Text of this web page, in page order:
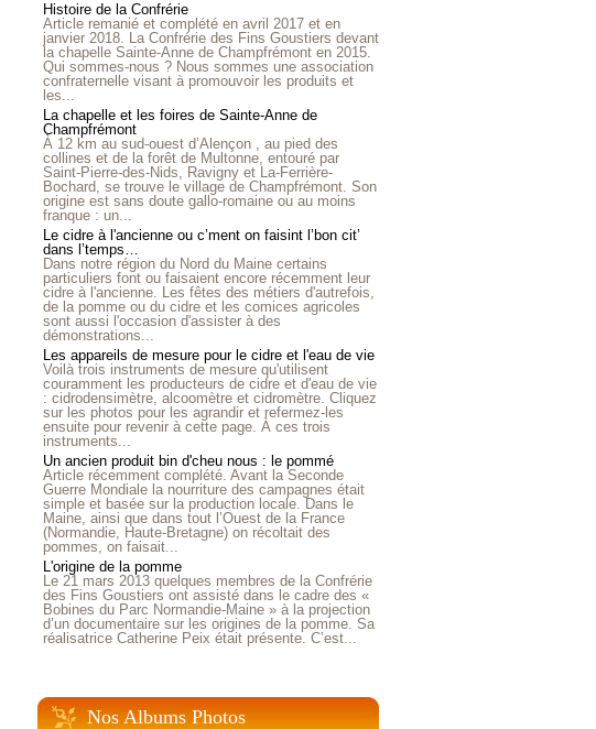
Histoire de la Confrérie
Article remanié et complété en avril 2017 et en
janvier 2018. La Confrérie des Fins Goustiers devant
la chapelle Sainte-Anne de Champfrémont en 2015.
Qui sommes-nous ? Nous sommes une association
confraternelle visant à promouvoir les produits et
les...
La chapelle et les foires de Sainte-Anne de
Champfrémont
À 12 km au sud-ouest d’Alençon , au pied des
collines et de la forêt de Multonne, entouré par
Saint-Pierre-des-Nids, Ravigny et La-Ferrière-
Bochard, se trouve le village de Champfrémont. Son
origine est sans doute gallo-romaine ou au moins
franque : un...
Le cidre à l'ancienne ou c’ment on faisint l’bon cit’
dans l’temps…
Dans notre région du Nord du Maine certains
particuliers font ou faisaient encore récemment leur
cidre à l'ancienne. Les fêtes des métiers d'autrefois,
de la pomme ou du cidre et les comices agricoles
sont aussi l'occasion d'assister à des
démonstrations...
Les appareils de mesure pour le cidre et l'eau de vie
Voilà trois instruments de mesure qu'utilisent
couramment les producteurs de cidre et d'eau de vie
: cidrodensimètre, alcoomètre et cidromètre. Cliquez
sur les photos pour les agrandir et refermez-les
ensuite pour revenir à cette page. À ces trois
instruments...
Un ancien produit bin d'cheu nous : le pommé
Article récemment complété. Avant la Seconde
Guerre Mondiale la nourriture des campagnes était
simple et basée sur la production locale. Dans le
Maine, ainsi que dans tout l’Ouest de la France
(Normandie, Haute-Bretagne) on récoltait des
pommes, on faisait...
L'origine de la pomme
Le 21 mars 2013 quelques membres de la Confrérie
des Fins Goustiers ont assisté dans le cadre des «
Bobines du Parc Normandie-Maine » à la projection
d’un documentaire sur les origines de la pomme. Sa
réalisatrice Catherine Peix était présente. C’est...
Nos Albums Photos